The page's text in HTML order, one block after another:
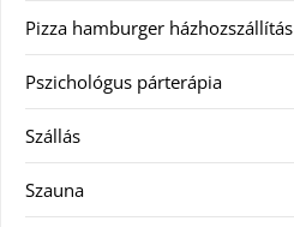
Pizza hamburger házhozszállítás
Pszichológus párterápia
Szállás
Szauna